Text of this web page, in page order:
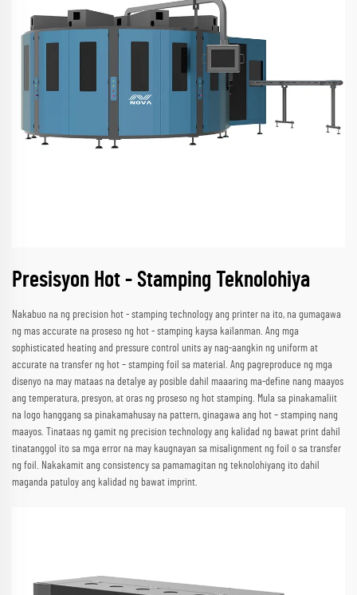
Presisyon Hot - Stamping Teknolohiya
Nakabuo na ng precision hot - stamping technology ang printer na ito, na gumagawa
ng mas accurate na proseso ng hot - stamping kaysa kailanman. Ang mga
sophisticated heating and pressure control units ay nag-aangkin ng uniform at
accurate na transfer ng hot – stamping foil sa material. Ang pagreproduce ng mga
disenyo na may mataas na detalye ay posible dahil maaaring ma-define nang maayos
ang temperatura, presyon, at oras ng proseso ng hot stamping. Mula sa pinakamaliit
na logo hanggang sa pinakamahusay na pattern, ginagawa ang hot – stamping nang
maayos. Tinataas ng gamit ng precision technology ang kalidad ng bawat print dahil
tinatanggol ito sa mga error na may kaugnayan sa misalignment ng foil o sa transfer
ng foil. Nakakamit ang consistency sa pamamagitan ng teknolohiyang ito dahil
maganda patuloy ang kalidad ng bawat imprint.